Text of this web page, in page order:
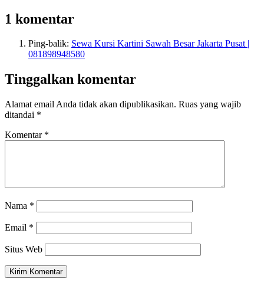
1 komentar
Ping-balik: Sewa Kursi Kartini Sawah Besar Jakarta Pusat |
081898948580
Tinggalkan komentar
Alamat email Anda tidak akan dipublikasikan. Ruas yang wajib
ditandai *
Komentar *
Nama *
Email *
Situs Web